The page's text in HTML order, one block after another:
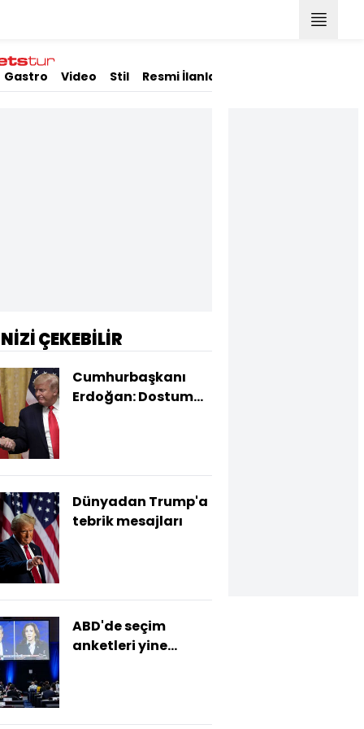
Gastro Video Stil Resmi İlanlar
ÇEKEBİLİR
Cumhurbaşkanı
Erdoğan: Dostum
Dünyadan Trump'a
tebrik mesajları
ABD'de seçim
anketleri yine